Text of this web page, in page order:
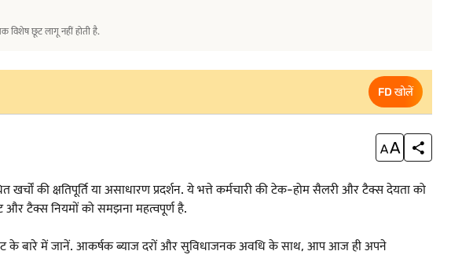
विशेष छूट लागू नहीं होती है.
FD खोलें
खर्चों की क्षतिपूर्ति या असाधारण प्रदर्शन. ये भत्ते कर्मचारी की टेक-होम सैलरी और टैक्स देयता को
और टैक्स नियमों को समझना महत्वपूर्ण है.
के बारे में जानें. आकर्षक ब्याज दरों और सुविधाजनक अवधि के साथ, आप आज ही अपने